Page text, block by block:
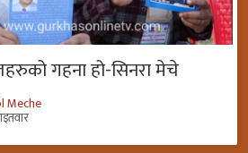
गहना हो-सिनरा मेचे
Meche